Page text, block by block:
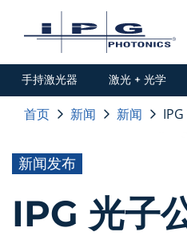
手持激光器 激光 + 光学
首页 新闻 新闻
新闻发布
IPG 光子